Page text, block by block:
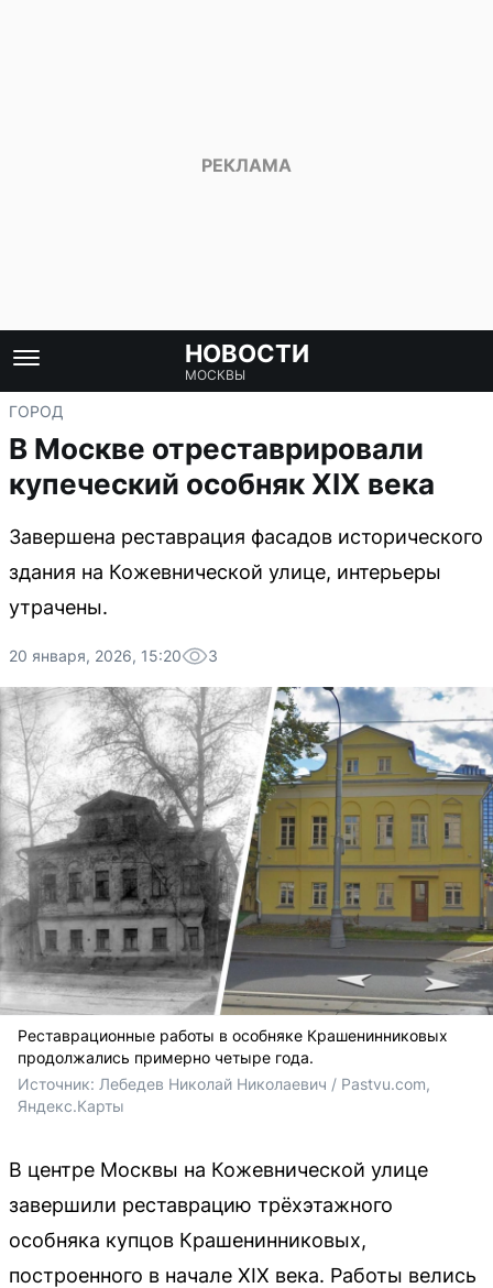
НОВОСТИ
МОСКВЫ
ГОРОД
В Москве отреставрировали
купеческий особняк XIX века
Завершена реставрация фасадов исторического
здания на Кожевнической улице, интерьеры
утрачены.
20 января, 2026, 15:20 3
Реставрационные работы в особняке Крашенинниковых
продолжались примерно четыре года.
Источник: Лебедев Николай Николаевич / Pastvu.com,
Яндекс.Карты
В центре Москвы на Кожевнической улице
завершили реставрацию трёхэтажного
особняка купцов Крашенинниковых,
построенного в начале XIX века. Работы велись